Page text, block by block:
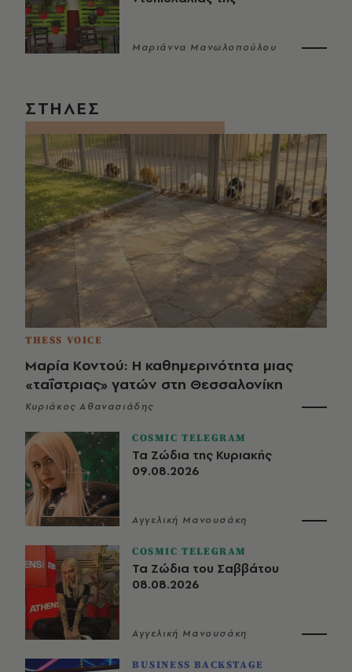
Μαριάννα Μανωλοπούλου
ΣΤΗΛΕΣ
THESS VOICE
Μαρία Κοντού: Η καθημερινότητα μιας
«ταΐστριας» γατών στη Θεσσαλονίκη
Κυριάκος Αθανασιάδης
COSMIC TELEGRAM
Τα Ζώδια της Κυριακής
09.08.2026
Αγγελική Μανουσάκη
COSMIC TELEGRAM
Τα Ζώδια του Σαββάτου
08.08.2026
Αγγελική Μανουσάκη
BUSINESS BACKSTAGE